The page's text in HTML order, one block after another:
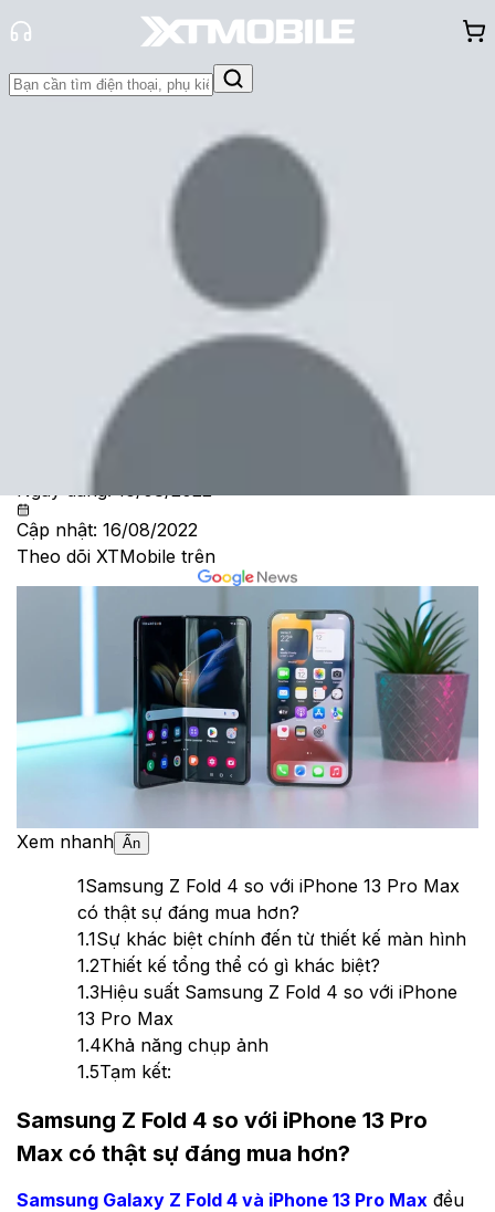
Hỏi đáp Thông báo
So sánh Samsung Z Fold 4 và
iPhone 13 Pro Max: Flagship nào
hấp dẫn hơn?
Cam Ngoan
Ngày đăng:16/08/2022
Cập nhật: 16/08/2022
Theo dõi XTMobile trên
Xem nhanh Ẩn
1Samsung Z Fold 4 so với iPhone 13 Pro Max
có thật sự đáng mua hơn?
1.1Sự khác biệt chính đến từ thiết kế màn hình
1.2Thiết kế tổng thể có gì khác biệt?
1.3Hiệu suất Samsung Z Fold 4 so với iPhone
13 Pro Max
1.4Khả năng chụp ảnh
1.5Tạm kết:
Samsung Z Fold 4 so với iPhone 13 Pro
Max có thật sự đáng mua hơn?
Samsung Galaxy Z Fold 4 và iPhone 13 Pro Max đều